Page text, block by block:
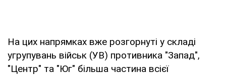
На цих напрямках вже розгорнуті у складі
угрупувань військ (УВ) противника "Запад",
"Центр" та "Юг" більша частина всієї